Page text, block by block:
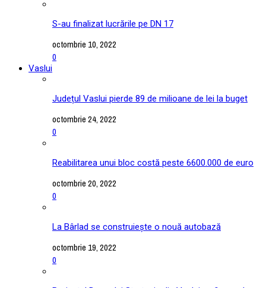
S-au finalizat lucrările pe DN 17
octombrie 10, 2022
0
Vaslui
Județul Vaslui pierde 89 de milioane de lei la buget
octombrie 24, 2022
0
Reabilitarea unui bloc costă peste 6600.000 de euro
octombrie 20, 2022
0
La Bârlad se construiește o nouă autobază
octombrie 19, 2022
0